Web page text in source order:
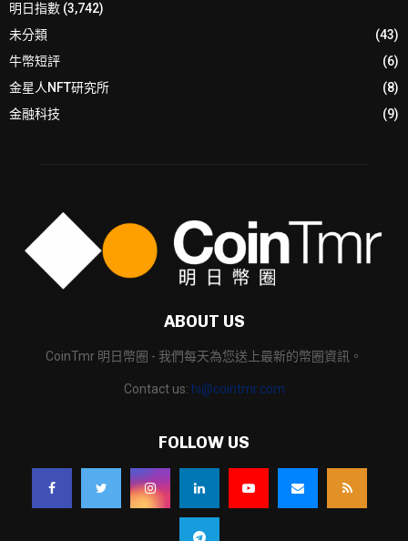
明日指數 (3,742)
未分類
(43)
牛幣短評
(6)
金星人NFT研究所
(8)
金融科技
(9)
ABOUT US
CoinTmr 明日幣圈 - 我們每天為您送上最新的幣圈資訊。
Contact us: hi@cointmr.com
FOLLOW US